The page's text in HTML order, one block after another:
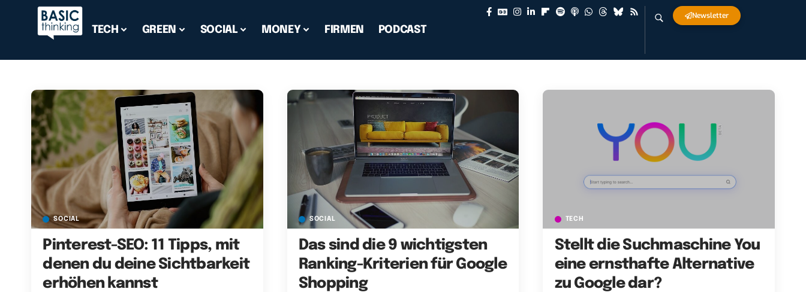
TECH GREEN SOCIAL MONEY FIRMEN PODCAST
Newsletter
SOCIAL
Pinterest-SEO: 11 Tipps, mit
denen du deine Sichtbarkeit
erhöhen kannst
SOCIAL
Das sind die 9 wichtigsten
Ranking-Kriterien für Google
Shopping
TECH
Stellt die Suchmaschine You
eine ernsthafte Alternative
zu Google dar?